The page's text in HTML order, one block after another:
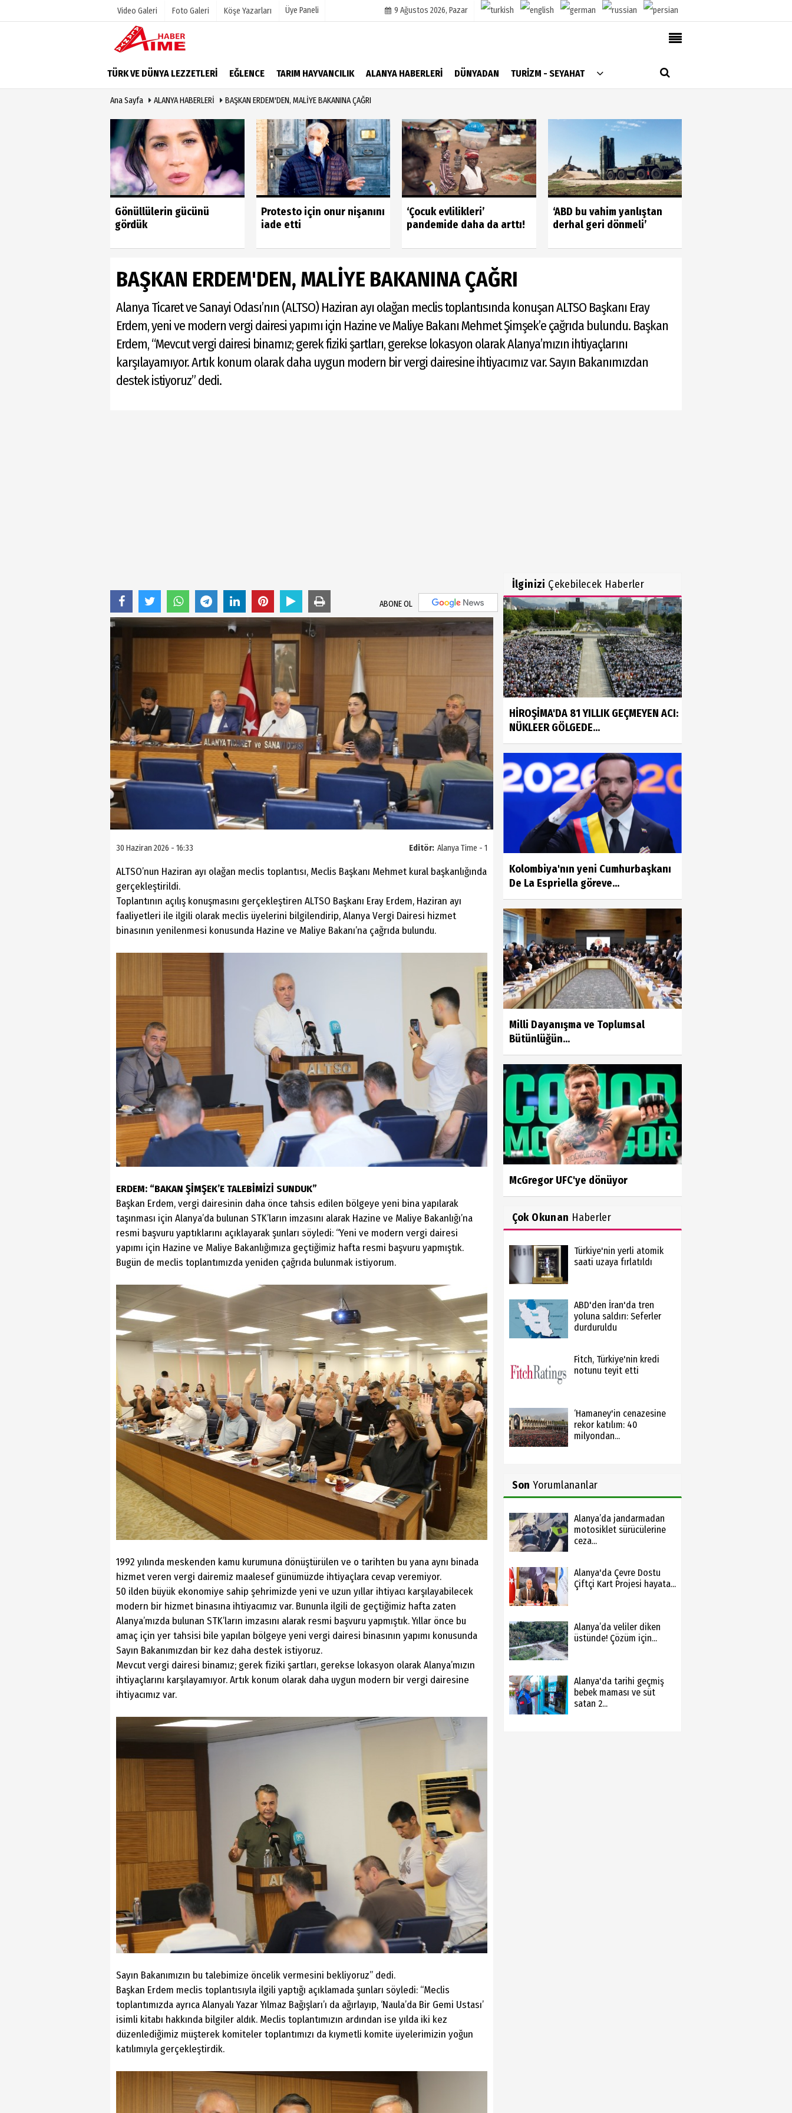
Video Galeri Foto Galeri Köşe Yazarları Üye Paneli 9 Ağustos 2026, Pazar
TÜRK VE DÜNYA LEZZETLERİ EĞLENCE TARIM HAYVANCILIK ALANYA HABERLERİ DÜNYADAN TURİZM - SEYAHAT
Haber Arşivi
Hava Durumu
Gazete Manşetleri
Anketler
Biyografiler
Köşe Yazarları
Video Galeri
AlanyaTime TV
Moovit
Künye
Ana Sayfa ALANYA HABERLERİ BAŞKAN ERDEM'DEN, MALİYE BAKANINA ÇAĞRI
Gönüllülerin gücünü
gördük
Protesto için onur nişanını
iade etti
‘Çocuk evlilikleri’
pandemide daha da arttı!
‘ABD bu vahim yanlıştan
derhal geri dönmeli’
BAŞKAN ERDEM'DEN, MALİYE BAKANINA ÇAĞRI
Alanya Ticaret ve Sanayi Odası’nın (ALTSO) Haziran ayı olağan meclis toplantısında konuşan ALTSO Başkanı Eray
Erdem, yeni ve modern vergi dairesi yapımı için Hazine ve Maliye Bakanı Mehmet Şimşek’e çağrıda bulundu. Başkan
Erdem, “Mevcut vergi dairesi binamız; gerek fiziki şartları, gerekse lokasyon olarak Alanya’mızın ihtiyaçlarını
karşılayamıyor. Artık konum olarak daha uygun modern bir vergi dairesine ihtiyacımız var. Sayın Bakanımızdan
destek istiyoruz” dedi.
ABONE OL
Editör: Alanya Time - 1
30 Haziran 2026 - 16:33
ALTSO’nun Haziran ayı olağan meclis toplantısı, Meclis Başkanı Mehmet kural başkanlığında
gerçekleştirildi.
Toplantının açılış konuşmasını gerçekleştiren ALTSO Başkanı Eray Erdem, Haziran ayı
faaliyetleri ile ilgili olarak meclis üyelerini bilgilendirip, Alanya Vergi Dairesi hizmet
binasının yenilenmesi konusunda Hazine ve Maliye Bakanı’na çağrıda bulundu.
ERDEM: “BAKAN ŞİMŞEK’E TALEBİMİZİ SUNDUK”
Başkan Erdem, vergi dairesinin daha önce tahsis edilen bölgeye yeni bina yapılarak
taşınması için Alanya’da bulunan STK’ların imzasını alarak Hazine ve Maliye Bakanlığı’na
resmi başvuru yaptıklarını açıklayarak şunları söyledi: “Yeni ve modern vergi dairesi
yapımı için Hazine ve Maliye Bakanlığımıza geçtiğimiz hafta resmi başvuru yapmıştık.
Bugün de meclis toplantımızda yeniden çağrıda bulunmak istiyorum.
1992 yılında meskenden kamu kurumuna dönüştürülen ve o tarihten bu yana aynı binada
hizmet veren vergi dairemiz maalesef günümüzde ihtiyaçlara cevap veremiyor.
50 ilden büyük ekonomiye sahip şehrimizde yeni ve uzun yıllar ihtiyacı karşılayabilecek
modern bir hizmet binasına ihtiyacımız var. Bununla ilgili de geçtiğimiz hafta zaten
Alanya’mızda bulunan STK’ların imzasını alarak resmi başvuru yapmıştık. Yıllar önce bu
amaç için yer tahsisi bile yapılan bölgeye yeni vergi dairesi binasının yapımı konusunda
Sayın Bakanımızdan bir kez daha destek istiyoruz.
Mevcut vergi dairesi binamız; gerek fiziki şartları, gerekse lokasyon olarak Alanya’mızın
ihtiyaçlarını karşılayamıyor. Artık konum olarak daha uygun modern bir vergi dairesine
ihtiyacımız var.
Sayın Bakanımızın bu talebimize öncelik vermesini bekliyoruz” dedi.
Başkan Erdem meclis toplantısıyla ilgili yaptığı açıklamada şunları söyledi: “Meclis
toplantımızda ayrıca Alanyalı Yazar Yılmaz Bağışları’ı da ağırlayıp, ‘Naula’da Bir Gemi Ustası’
isimli kitabı hakkında bilgiler aldık. Meclis toplantımızın ardından ise yılda iki kez
düzenlediğimiz müşterek komiteler toplantımızı da kıymetli komite üyelerimizin yoğun
katılımıyla gerçekleştirdik.
İlginizi Çekebilecek Haberler
HİROŞİMA'DA 81 YILLIK GEÇMEYEN ACI:
NÜKLEER GÖLGEDE...
Kolombiya'nın yeni Cumhurbaşkanı
De La Espriella göreve...
Milli Dayanışma ve Toplumsal
Bütünlüğün...
McGregor UFC'ye dönüyor
Çok Okunan Haberler
Türkiye'nin yerli atomik
saati uzaya fırlatıldı
ABD'den İran'da tren
yoluna saldırı: Seferler
durduruldu
Fitch, Türkiye'nin kredi
notunu teyit etti
‘Hamaney'in cenazesine
rekor katılım: 40
milyondan...
Son Yorumlananlar
Alanya’da jandarmadan
motosiklet sürücülerine
ceza...
Alanya'da Çevre Dostu
Çiftçi Kart Projesi hayata...
Alanya’da veliler diken
üstünde! Çözüm için...
Alanya'da tarihi geçmiş
bebek maması ve süt
satan 2...